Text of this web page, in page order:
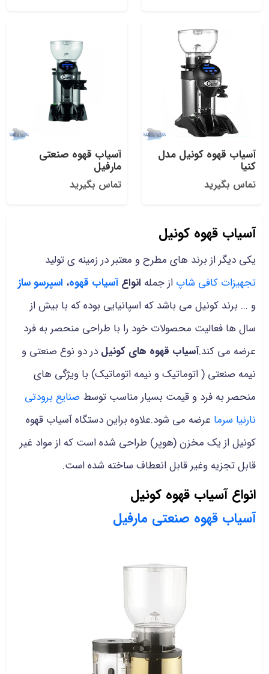
آسیاب قهوه کونیل مدل
کنیا
تماس بگیرید
آسیاب قهوه صنعتی
مارفیل
تماس بگیرید
آسیاب قهوه کونیل
یکی دیگر از برند های مطرح و معتبر در زمینه ی تولید
تجهیزات کافی شاپ از جمله انواعآسیاب قهوه، اسپرسو ساز
و ... برند کونیل می باشد که اسپانیایی بوده که با بیش از
سال ها فعالیت محصولات خود را با طراحی منحصر به فرد
عرضه می کند.آسیاب قهوه های کونیل در دو نوع صنعتی و
نیمه صنعتی ( اتوماتیک و نیمه اتوماتیک) با ویژگی های
منحصر به فرد و قیمت بسیار مناسب توسط صنایع برودتی
نارنیا سرما عرضه می شود.علاوه براین دستگاه آسیاب قهوه
کونیل از یک مخزن (هوپر) طراحی شده است که از مواد غیر
قابل تجزیه وغیر قابل انعطاف ساخته شده است.
انواع آسیاب قهوه کونیل
آسیاب قهوه صنعتی مارفیل